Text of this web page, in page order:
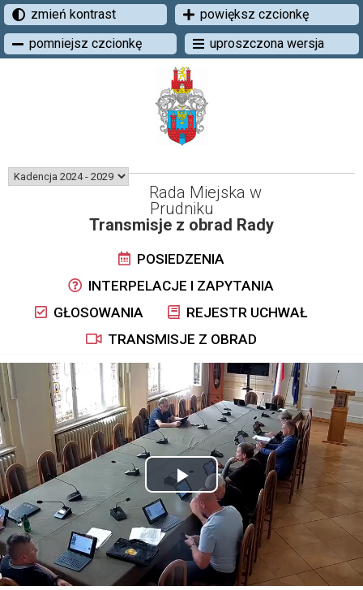
zmień kontrast
powiększ czcionkę
pomniejsz czcionkę
uproszczona wersja
Rada Miejska w
Prudniku
Transmisje z obrad Rady
POSIEDZENIA
INTERPELACJE I ZAPYTANIA
GŁOSOWANIA
REJESTR UCHWAŁ
TRANSMISJE Z OBRAD
Play
Video